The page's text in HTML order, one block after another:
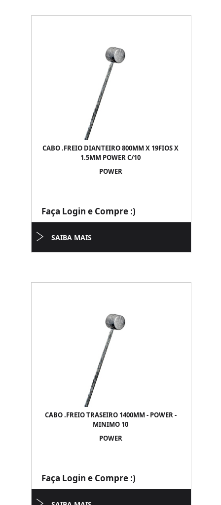
CABO .FREIO DIANTEIRO 800MM X 19FIOS X
1.5MM POWER C/10
POWER
Faça Login e Compre :)
SAIBA MAIS
CABO .FREIO TRASEIRO 1400MM - POWER -
MINIMO 10
POWER
Faça Login e Compre :)